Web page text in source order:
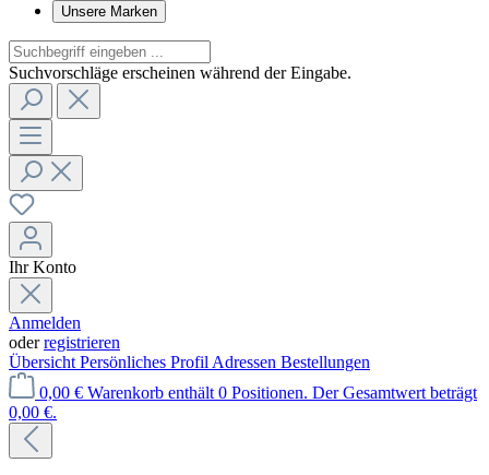
Unsere Marken
Suchvorschläge erscheinen während der Eingabe.
Ihr Konto
Anmelden
oderregistrieren
Übersicht Persönliches Profil Adressen Bestellungen
0,00 € Warenkorb enthält 0 Positionen. Der Gesamtwert beträgt
0,00 €.